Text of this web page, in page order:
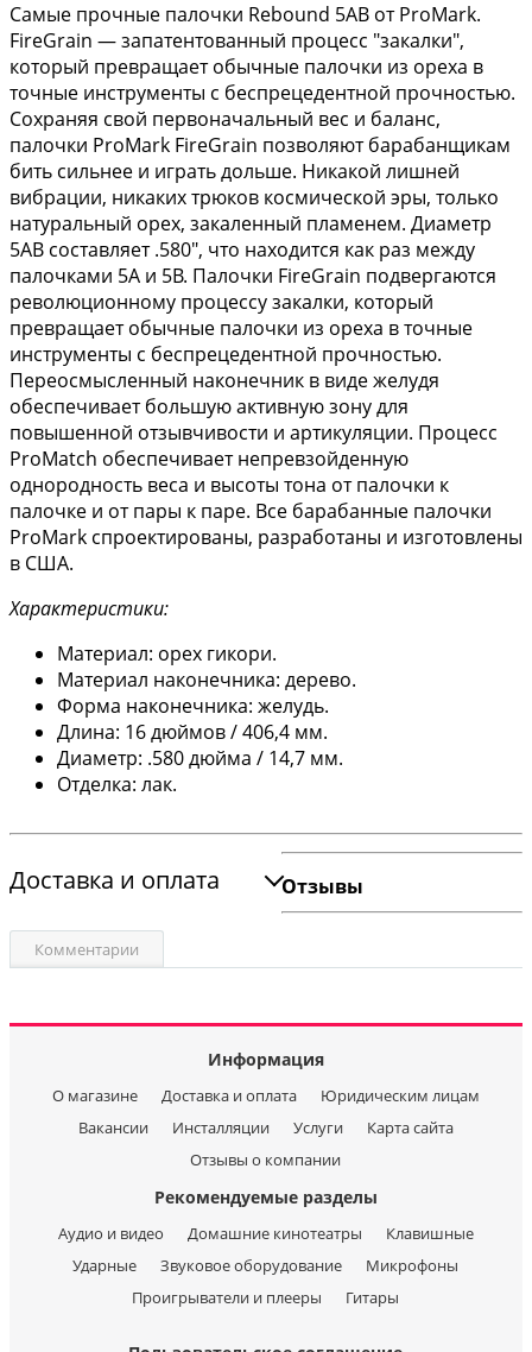
Самые прочные палочки Rebound 5AB от ProMark.
FireGrain — запатентованный процесс "закалки",
который превращает обычные палочки из ореха в
точные инструменты с беспрецедентной прочностью.
Сохраняя свой первоначальный вес и баланс,
палочки ProMark FireGrain позволяют барабанщикам
бить сильнее и играть дольше. Никакой лишней
вибрации, никаких трюков космической эры, только
натуральный орех, закаленный пламенем. Диаметр
5AB составляет .580", что находится как раз между
палочками 5A и 5B. Палочки FireGrain подвергаются
революционному процессу закалки, который
превращает обычные палочки из ореха в точные
инструменты с беспрецедентной прочностью.
Переосмысленный наконечник в виде желудя
обеспечивает большую активную зону для
повышенной отзывчивости и артикуляции. Процесс
ProMatch обеспечивает непревзойденную
однородность веса и высоты тона от палочки к
палочке и от пары к паре. Все барабанные палочки
ProMark спроектированы, разработаны и изготовлены
в США.
Характеристики:
Материал: орех гикори.
Материал наконечника: дерево.
Форма наконечника: желудь.
Длина: 16 дюймов / 406,4 мм.
Диаметр: .580 дюйма / 14,7 мм.
Отделка: лак.
Доставка и оплата Отзывы
Комментарии
Информация
О магазине Доставка и оплата
Юридическим лицам
Вакансии
Инсталляции Услуги
Карта сайта
Отзывы о компании
Рекомендуемые разделы
Аудио и видео Домашние кинотеатры
Клавишные
Ударные
Звуковое оборудование
Микрофоны
Проигрыватели и плееры
Гитары